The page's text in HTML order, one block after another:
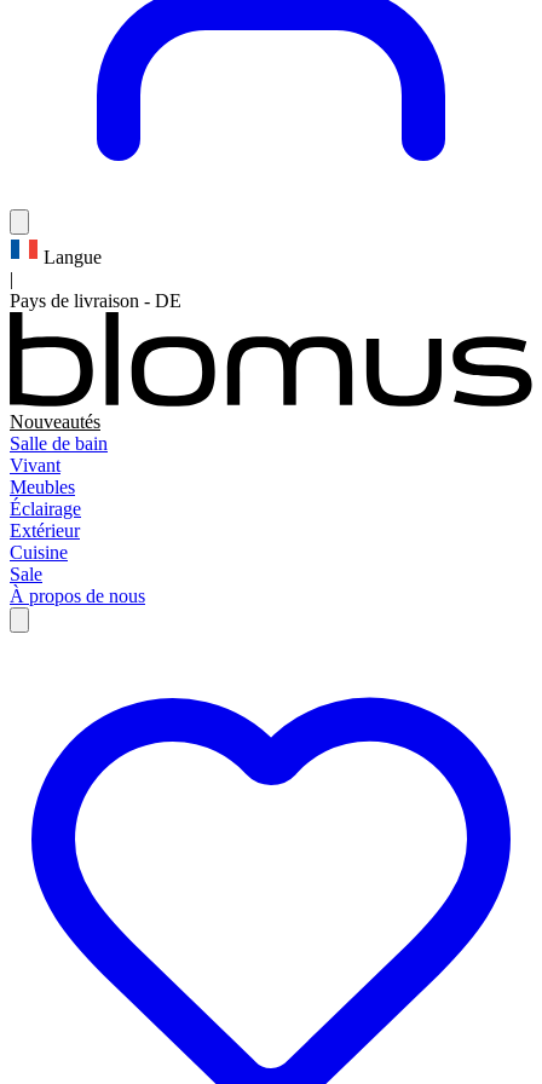
Langue
|
Pays de livraison - DE
Nouveautés
Salle de bain
Vivant
Meubles
Éclairage
Extérieur
Cuisine
Sale
À propos de nous